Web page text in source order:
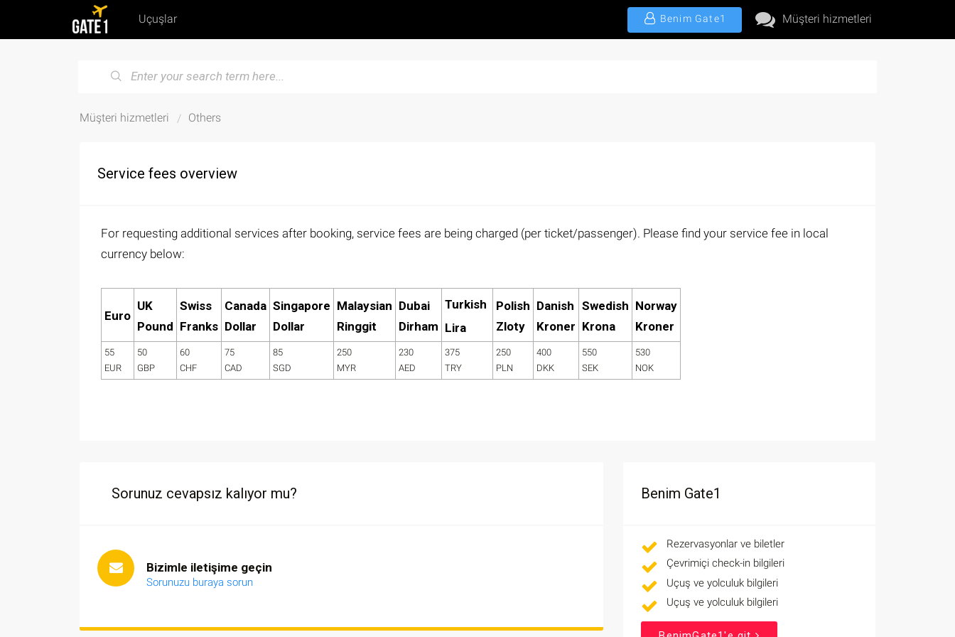
Uçuşlar Benim Gate1 Müşteri hizmetleri
Müşteri hizmetleri Others
Service fees overview
For requesting additional services after booking, service fees are being charged (per ticket/passenger). Please find your service fee in local
currency below:
Euro
UK
Pound
Swiss
Franks
Canada
Dollar
Singapore
Dollar
Malaysian
Ringgit
Dubai
Dirham
Turkish
Lira
Polish
Zloty
Danish
Kroner
Swedish
Krona
Norway
Kroner
55
EUR
50
GBP
60
CHF
75
CAD
85
SGD
250
MYR
230
AED
375
TRY
250
PLN
400
DKK
550
SEK
530
NOK
Sorunuz cevapsız kalıyor mu?
Bizimle iletişime geçin
Sorunuzu buraya sorun
Benim Gate1
Rezervasyonlar ve biletler
Çevrimiçi check-in bilgileri
Uçuş ve yolculuk bilgileri
Uçuş ve yolculuk bilgileri